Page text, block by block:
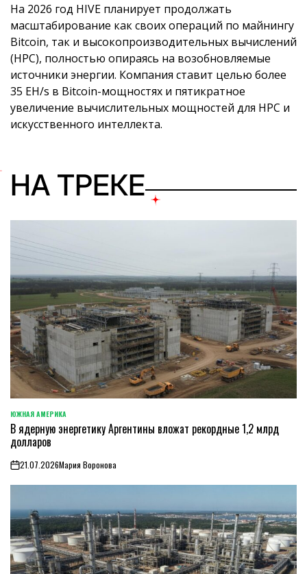
На 2026 год HIVE планирует продолжать
масштабирование как своих операций по майнингу
Bitcoin, так и высокопроизводительных вычислений
(HPC), полностью опираясь на возобновляемые
источники энергии. Компания ставит целью более
35 EH/s в Bitcoin-мощностях и пятикратное
увеличение вычислительных мощностей для HPC и
искусственного интеллекта.
НА ТРЕКЕ
ОПУБЛИКОВАНО
В
ЮЖНАЯ АМЕРИКА
В ядерную энергетику Аргентины вложат рекордные 1,2 млрд
долларов
on21.07.2026Мария Воронова